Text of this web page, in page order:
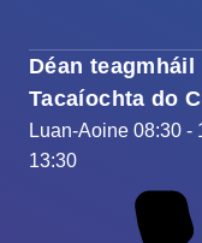
Déan
Tacaíochta do
Luan-Aoine 08:30 -
13:30